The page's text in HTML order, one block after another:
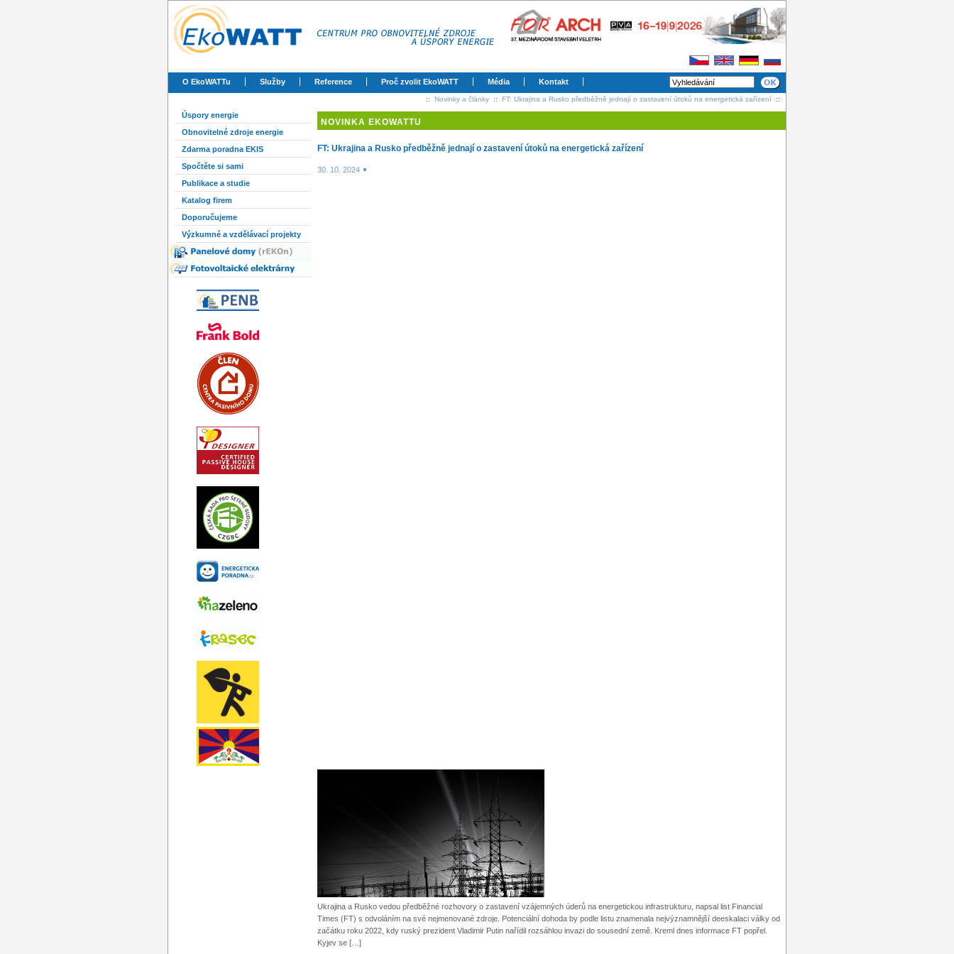
O EkoWATTu Služby Reference Proč zvolit EkoWATT Média Kontakt
:: Novinky a články :: FT: Ukrajina a Rusko předběžně jednají o zastavení útoků na energetická zařízení ::
Úspory energie
Obnovitelné zdroje energie
Zdarma poradna EKIS
Spočtěte si sami
Publikace a studie
Katalog firem
Doporučujeme
Výzkumné a vzdělávací projekty
NOVINKA EKOWATTU
FT: Ukrajina a Rusko předběžně jednají o zastavení útoků na energetická zařízení
30. 10. 2024
Ukrajina a Rusko vedou předběžné rozhovory o zastavení vzájemných úderů na energetickou infrastrukturu, napsal list Financial
Times (FT) s odvoláním na své nejmenované zdroje. Potenciální dohoda by podle listu znamenala nejvýznamnější deeskalaci války od
začátku roku 2022, kdy ruský prezident Vladimir Putin nařídil rozsáhlou invazi do sousední země. Kreml dnes informace FT popřel.
Kyjev se […]